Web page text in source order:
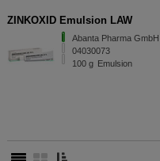
ZINKOXID Emulsion LAW
Abanta Pharma GmbH
04030073
100 g Emulsion